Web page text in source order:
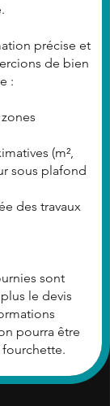
précise et
de bien
:
(m²,
sous plafond
des travaux
sont
le devis
pourra être